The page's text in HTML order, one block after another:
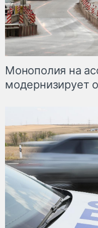
Монополия на
модернизирует